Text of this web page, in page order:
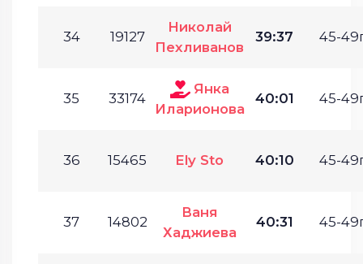
34 19127
Николай
Пехливанов
39:37 45-
35 33174
Янка
Иларионова
40:01 45-
36 15465 Ely Sto 40:10 45-
37 14802
Ваня
Хаджиева
40:31 45-